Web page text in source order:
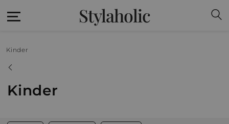
Stylaholic
Kinder
Kinder